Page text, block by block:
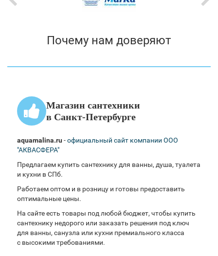
Почему нам доверяют
Магазин сантехники
в Санкт-Петербурге
aquamalina.ru -официальный сайт компании ООО
"АКВАСФЕРА"
Предлагаем купить сантехнику для ванны, душа, туалета
и кухни в СПб.
Работаем оптом и в розницу и готовы предоставить
оптимальные цены.
На сайте есть товары под любой бюджет, чтобы купить
сантехнику недорого или заказать решения под ключ
для ванны, санузла или кухни премиального класса
с высокими требованиями.